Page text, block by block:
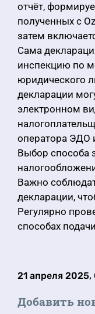
отчёт,
полученных с
затем
Сама
инспекцию по
юридического
декларации
электронном
оператора ЭДО
Выбор способа
Важно
декларации,
Регулярно
способах
21 апреля
Добавить